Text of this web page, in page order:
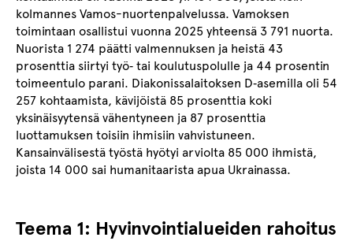
kolmannes Vamos-nuortenpalvelussa. Vamoksen
toimintaan osallistui vuonna 2025 yhteensä 3 791 nuorta.
Nuorista 1 274 päätti valmennuksen ja heistä 43
prosenttia siirtyi työ‑ tai koulutuspolulle ja 44 prosentin
toimeentulo parani. Diakonissalaitoksen D‑asemilla oli 54
257 kohtaamista, kävijöistä 85 prosenttia koki
yksinäisyytensä vähentyneen ja 87 prosenttia
luottamuksen toisiin ihmisiin vahvistuneen.
Kansainvälisestä työstä hyötyi arviolta 85 000 ihmistä,
joista 14 000 sai humanitaarista apua Ukrainassa.
Teema 1: Hyvinvointialueiden rahoitus